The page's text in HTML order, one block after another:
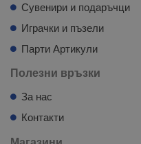
Сувенири и подаръчци
Играчки и пъзели
Парти Артикули
Полезни връзки
За нас
Контакти